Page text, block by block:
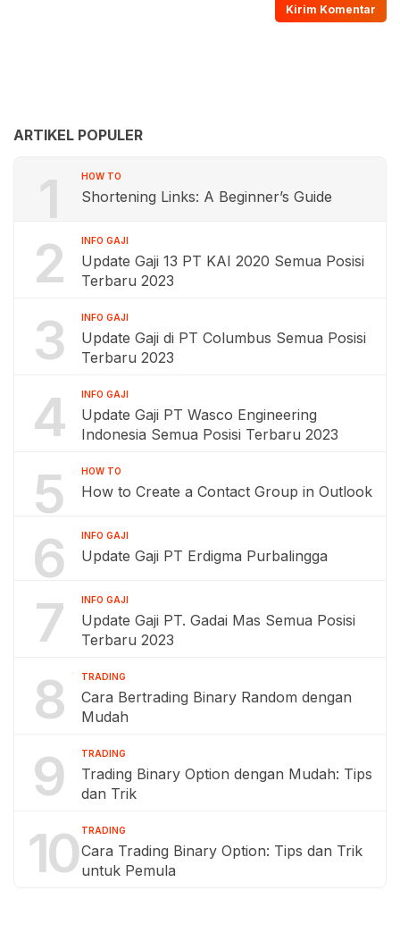
ARTIKEL POPULER
1 HOW TO
Shortening Links: A Beginner’s Guide
2 INFO GAJI
Update Gaji 13 PT KAI 2020 Semua Posisi
Terbaru 2023
3 INFO GAJI
Update Gaji di PT Columbus Semua Posisi
Terbaru 2023
4 INFO GAJI
Update Gaji PT Wasco Engineering
Indonesia Semua Posisi Terbaru 2023
5 HOW TO
How to Create a Contact Group in Outlook
6 INFO GAJI
Update Gaji PT Erdigma Purbalingga
7 INFO GAJI
Update Gaji PT. Gadai Mas Semua Posisi
Terbaru 2023
8 TRADING
Cara Bertrading Binary Random dengan
Mudah
9 TRADING
Trading Binary Option dengan Mudah: Tips
dan Trik
10 TRADING
Cara Trading Binary Option: Tips dan Trik
untuk Pemula